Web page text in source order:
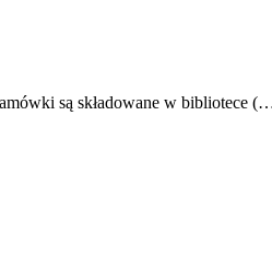
są składowane w bibliotece